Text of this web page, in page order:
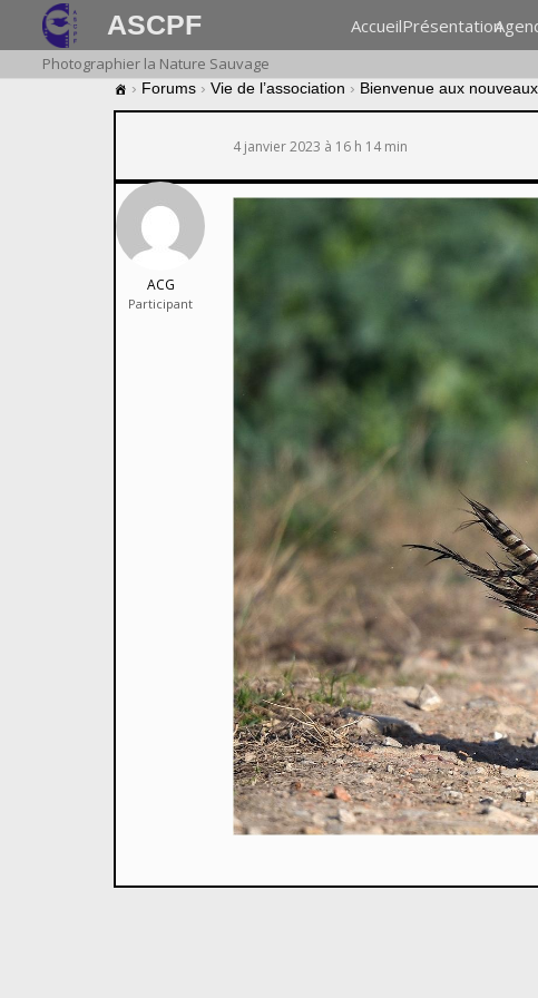
ASCPF AccueilPrésentation
Photographier la Nature Sauvage
› Forums › Vie de l’association › Bienvenue aux
4 janvier 2023 à 16 h 14 min
ACG
Participant